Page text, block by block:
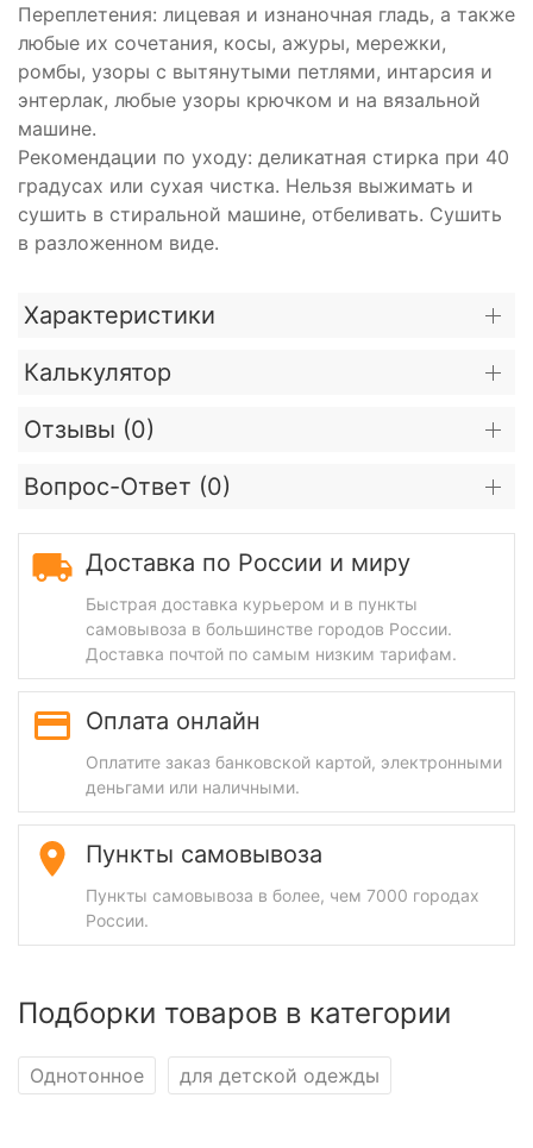
Переплетения: лицевая и изнаночная гладь, а также
любые их сочетания, косы, ажуры, мережки,
ромбы, узоры с вытянутыми петлями, интарсия и
энтерлак, любые узоры крючком и на вязальной
машине.
Рекомендации по уходу: деликатная стирка при 40
градусах или сухая чистка. Нельзя выжимать и
сушить в стиральной машине, отбеливать. Сушить
в разложенном виде.
Характеристики
Калькулятор
Отзывы (0)
Вопрос-Ответ (0)
Доставка по России и миру
Быстрая доставка курьером и в пункты
самовывоза в большинстве городов России.
Доставка почтой по самым низким тарифам.
Оплата онлайн
Оплатите заказ банковской картой, электронными
деньгами или наличными.
Пункты самовывоза
Пункты самовывоза в более, чем 7000 городах
России.
Подборки товаров в категории
Однотонное для детской одежды